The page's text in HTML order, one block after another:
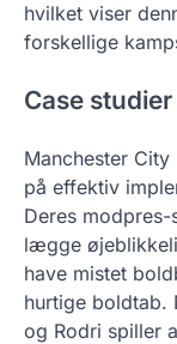
hvilket viser
forskellige
Case
Manchester
på effektiv
Deres
lægge
have mistet
hurtige boldtab.
og Rodri spiller